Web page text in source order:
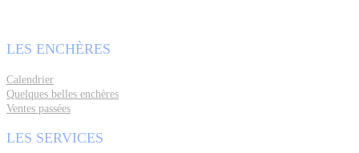
LES ENCHÈRES
Calendrier
Quelques belles enchères
Ventes passées
LES SERVICES